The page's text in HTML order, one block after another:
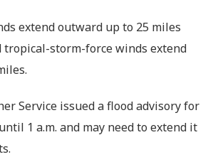
extend outward up to 25 miles
tropical-storm-force winds extend
Service issued a flood advisory for
1 a.m. and may need to extend it